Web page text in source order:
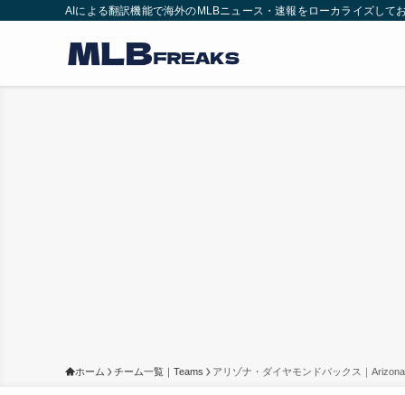
AIによる翻訳機能で海外のMLBニュース・速報をローカライズして
ホーム チーム一覧｜Teams アリゾナ・ダイヤモンドバックス｜